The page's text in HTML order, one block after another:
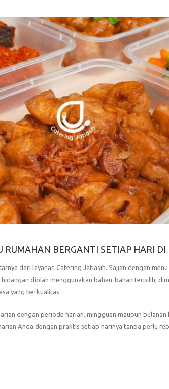
BERGANTI SETIAP HARI DI
dari layanan Catering Jatiasih. Sajian dengan
diolah menggunakan bahan-bahan terpilih,
yang berkualitas.
dengan periode harian, mingguan maupun bulanan
Anda dengan praktis setiap harinya tanpa perlu